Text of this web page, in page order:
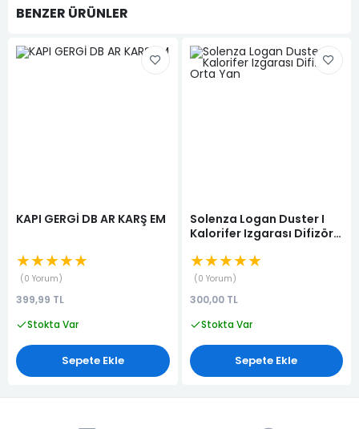
BENZER ÜRÜNLER
KAPI GERGİ DB AR KARŞ EM
★★★★★
0 Yorum
399,99 TL
Stokta Var
Sepete Ekle
Solenza Logan Duster I
Kalorifer Izgarası Difizör
★★★★★
0 Yorum
300,00 TL
Stokta Var
Sepete Ekle